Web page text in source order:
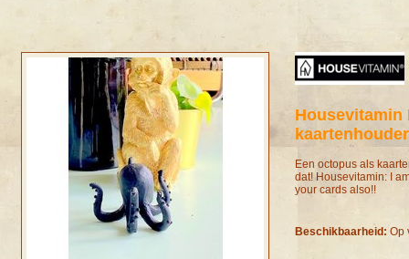
Housevitamin
Een octopus als
dat! Housevitamin: I
your cards also!!
Beschikbaarheid: Op